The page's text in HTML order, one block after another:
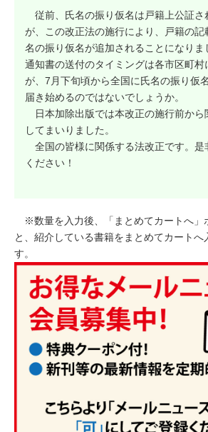
従前、氏名の振り仮名は戸籍上公証さ
が、この改正法の施行により、戸籍の記
名の振り仮名が追加されることになりま
通知書の送付のタイミングは各市区町村
が、7月下旬頃から全国に氏名の振り仮
届き始めるのではないでしょうか。
日本加除出版では本改正の施行前から
してまいりました。
全国の皆様に関係する法改正です。是
ください！
※数量を入力後、「まとめてカートへ」
と、紹介している書籍をまとめてカートへ
す。